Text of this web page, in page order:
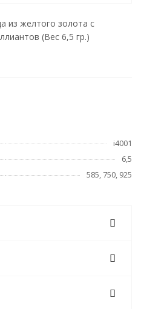
из желтого золота с
(Вес 6,5 гр.)
i4001
6,5
585, 750, 925